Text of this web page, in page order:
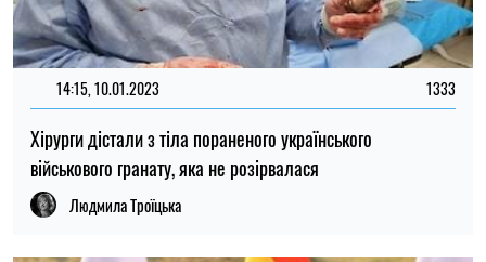
14:15, 10.01.2023 1333
Хірурги дістали з тіла пораненого українського
військового гранату, яка не розірвалася
Людмила Троїцька